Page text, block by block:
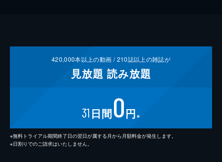
420,000本以上の動画 /210誌以上の雑誌が
見放題 読み放題
31 日間0円 ※
※無料トライアル期間終了日の翌日が属する月から月額料金が発生します。
※日割りでのご請求はいたしません。